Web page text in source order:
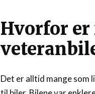
Hvorfor
Det er alltid mange som